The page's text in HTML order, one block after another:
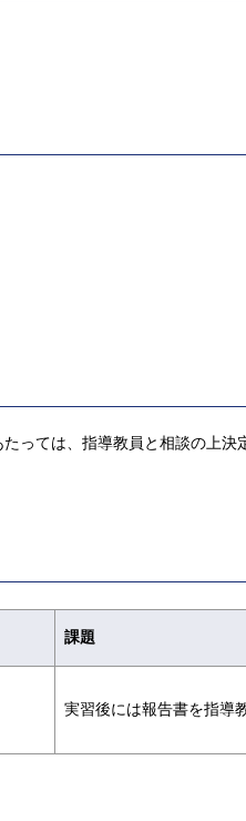
っては、指導教員と相談の上決
課題
実習後には報告書を指導